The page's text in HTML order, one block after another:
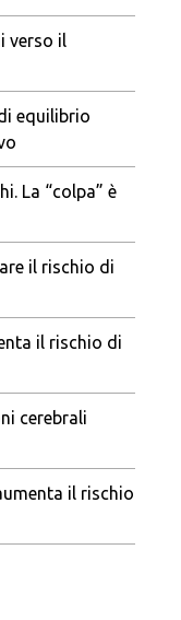
verso il
equilibrio
La “colpa” è
il rischio di
il rischio di
cerebrali
il rischio